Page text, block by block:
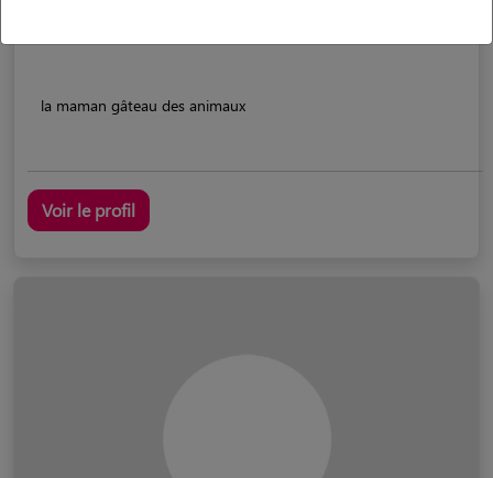
la maman gâteau des animaux
Voir le profil